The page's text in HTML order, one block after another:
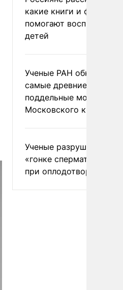
какие книги и фильмы
помогают воспитывать
детей
Ученые РАН
самые древние
поддельные монеты
Московского
Ученые разрушили миф
«гонке
при оплодотворении